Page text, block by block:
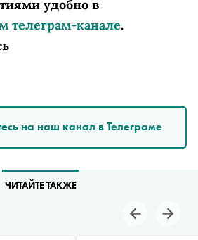
удобно в
телеграм-канале.
на наш канал в Телеграме
ЧИТАЙТЕ ТАКЖЕ